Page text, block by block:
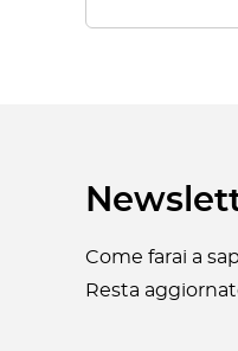
Come farai a
Resta